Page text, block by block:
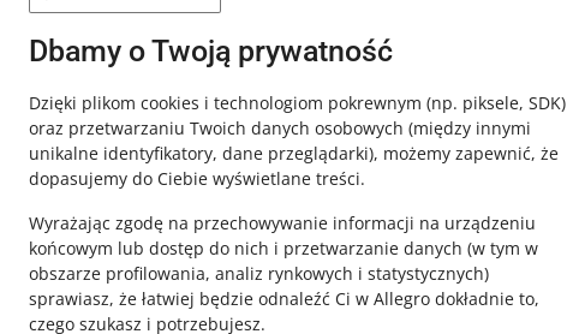
Dbamy o Twoją prywatność
Dzięki plikom cookies i technologiom pokrewnym (np. piksele, SDK)
oraz przetwarzaniu Twoich danych osobowych (między innymi
unikalne identyfikatory, dane przeglądarki), możemy zapewnić, że
dopasujemy do Ciebie wyświetlane treści.
Wyrażając zgodę na przechowywanie informacji na urządzeniu
końcowym lub dostęp do nich i przetwarzanie danych (w tym w
obszarze profilowania, analiz rynkowych i statystycznych)
sprawiasz, że łatwiej będzie odnaleźć Ci w Allegro dokładnie to,
czego szukasz i potrzebujesz.
o allegro.pl
polski
čeština
English
slovenčina